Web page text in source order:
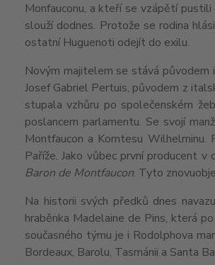
Monfauconu, a kteří se vzápětí
slouží dodnes. Protože se rodina
ostatní Huguenoti odejít do exilu.
Novým majitelem se stává
Josef Gabriel Pertuis, původem z
stupala vzhůru po společenském
poslancem parlamentu. Se svojí
Montfaucon a Komtesu
Paříže. Jako vůbec první producent
Baron de Montfaucon. Tyto
Na historii svých předků dnes
hraběnka Madelaine de Pins, která
současného týmu je i Rodolphova
Bordeaux, Barolu, Tasmánii a Santa